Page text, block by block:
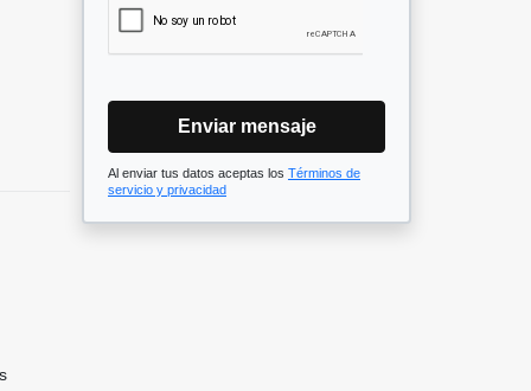
Enviar mensaje
Al enviar tus datos aceptas los Términos de
servicio y privacidad